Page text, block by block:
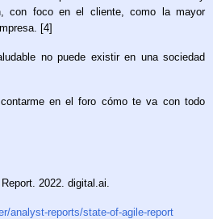
con foco en el cliente, como la mayor
[4]
no puede existir en una sociedad
en el foro cómo te va con todo
2022. digital.ai.
analyst-reports/state-of-agile-report